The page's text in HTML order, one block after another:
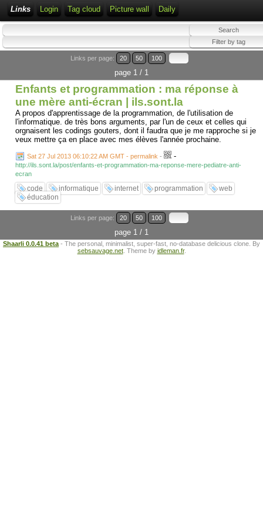
Links Login Tag cloud Picture wall Daily
Links per page: 20 50 100
page 1 / 1
Enfants et programmation : ma réponse à
une mère anti-écran | ils.sont.la
A propos d'apprentissage de la programmation, de l'utilisation de
l'informatique. de très bons arguments, par l'un de ceux et celles qui
orgnaisent les codings gouters, dont il faudra que je me rapproche si je
veux mettre ça en place avec mes élèves l'année prochaine.
Sat 27 Jul 2013 06:10:22 AM GMT - permalink - -
http://ils.sont.la/post/enfants-et-programmation-ma-reponse-mere-pediatre-anti-
ecran
code informatique internet programmation
web
éducation
Links per page: 20 50 100
page 1 / 1
Shaarli 0.0.41 beta - The personal, minimalist, super-fast, no-database delicious clone. By
sebsauvage.net. Theme by idleman.fr.